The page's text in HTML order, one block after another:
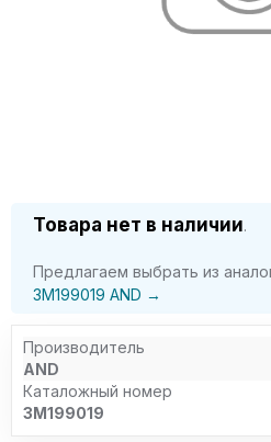
Товара нет в наличии.
Предлагаем выбрать из
3M199019 AND →
Производитель
AND
Каталожный номер
3M199019